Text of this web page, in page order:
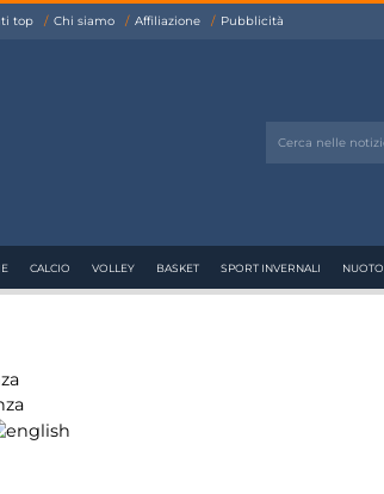
top Chi siamo Affiliazione Pubblicità
CALCIO VOLLEY BASKET SPORT INVERNALI NUOTO